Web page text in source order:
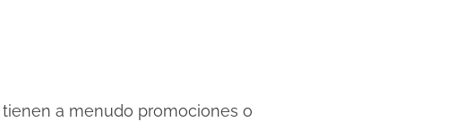
a menudo promociones o